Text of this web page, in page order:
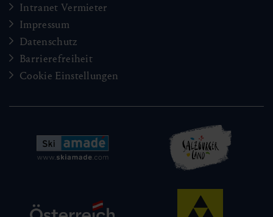
Intranet Vermieter
Impressum
Datenschutz
Barrierefreiheit
Cookie Einstellungen